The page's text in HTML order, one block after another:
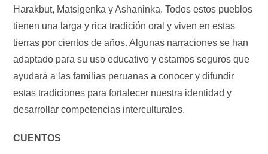
Harakbut, Matsigenka y Ashaninka. Todos estos pueblos
tienen una larga y rica tradición oral y viven en estas
tierras por cientos de años. Algunas narraciones se han
adaptado para su uso educativo y estamos seguros que
ayudará a las familias peruanas a conocer y difundir
estas tradiciones para fortalecer nuestra identidad y
desarrollar competencias interculturales.
CUENTOS